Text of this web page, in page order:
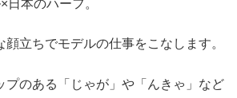
日本のハーフ。
立ちでモデルの仕事をこなします。
プのある「じゃが」や「んきゃ」など